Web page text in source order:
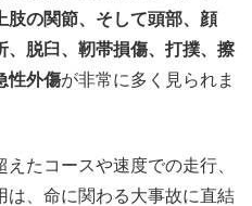
肢の関節、そして頭部、顔
、脱臼、靭帯損傷、打撲、擦
性外傷が非常に多く見られま
たコースや速度での走行、
は、命に関わる大事故に直結